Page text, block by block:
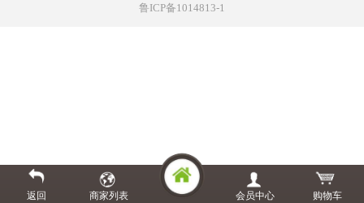
鲁ICP备1014813-1
返回 商家列表 会员中心 购物车